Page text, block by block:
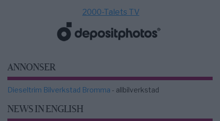
2000-Talets TV
ANNONSER
Dieseltrim Bilverkstad Bromma - allbilverkstad
NEWS IN ENGLISH